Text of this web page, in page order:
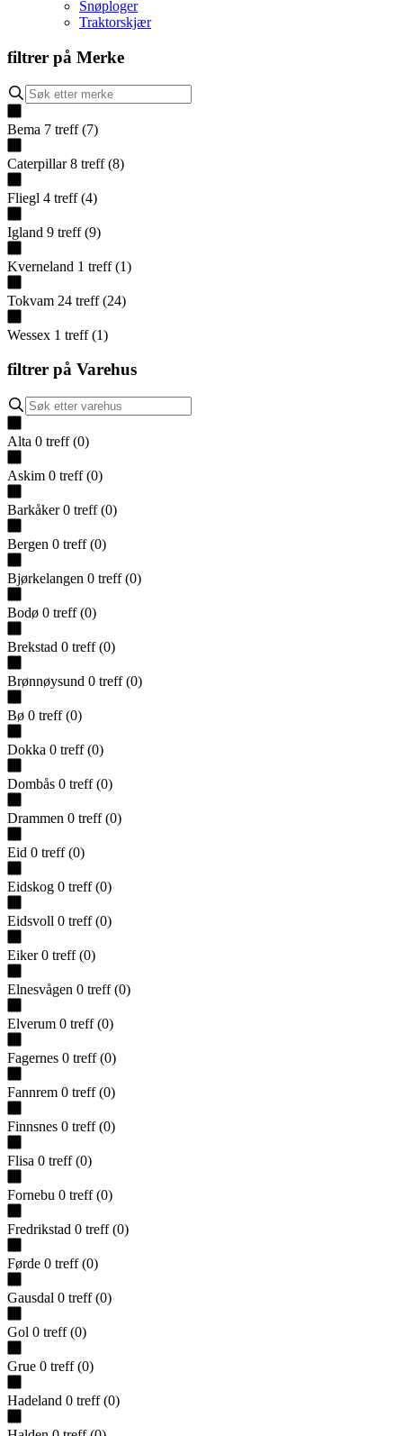
Snøploger
Traktorskjær
filtrer på Merke
Bema 7 treff (7)
Caterpillar 8 treff (8)
Fliegl 4 treff (4)
Igland 9 treff (9)
Kverneland 1 treff (1)
Tokvam 24 treff (24)
Wessex 1 treff (1)
filtrer på Varehus
Alta 0 treff (0)
Askim 0 treff (0)
Barkåker 0 treff (0)
Bergen 0 treff (0)
Bjørkelangen 0 treff (0)
Bodø 0 treff (0)
Brekstad 0 treff (0)
Brønnøysund 0 treff (0)
Bø 0 treff (0)
Dokka 0 treff (0)
Dombås 0 treff (0)
Drammen 0 treff (0)
Eid 0 treff (0)
Eidskog 0 treff (0)
Eidsvoll 0 treff (0)
Eiker 0 treff (0)
Elnesvågen 0 treff (0)
Elverum 0 treff (0)
Fagernes 0 treff (0)
Fannrem 0 treff (0)
Finnsnes 0 treff (0)
Flisa 0 treff (0)
Fornebu 0 treff (0)
Fredrikstad 0 treff (0)
Førde 0 treff (0)
Gausdal 0 treff (0)
Gol 0 treff (0)
Grue 0 treff (0)
Hadeland 0 treff (0)